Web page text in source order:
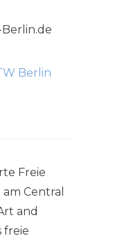
Berlin
Freie
Central
and
freie